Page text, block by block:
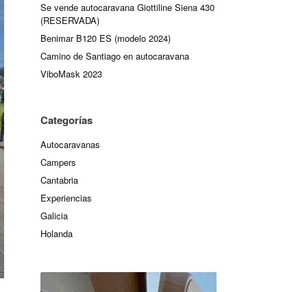
Se vende autocaravana Giottiline Siena 430
(RESERVADA)
Benimar B120 ES (modelo 2024)
Camino de Santiago en autocaravana
ViboMask 2023
Categorías
Autocaravanas
Campers
Cantabria
Experiencias
Galicia
Holanda